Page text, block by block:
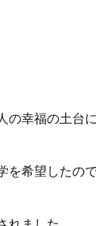
幸福の土台に
希望したので